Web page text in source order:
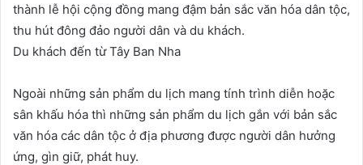
thành lễ hội cộng đồng mang đậm bản sắc văn hóa dân tộc,
thu hút đông đảo người dân và du khách.
Du khách đến từ Tây Ban Nha
Ngoài những sản phẩm du lịch mang tính trình diễn hoặc
sân khấu hóa thì những sản phẩm du lịch gắn với bản sắc
văn hóa các dân tộc ở địa phương được người dân hưởng
ứng, gìn giữ, phát huy.